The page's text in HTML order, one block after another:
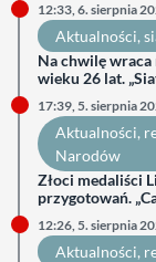
12:33, 6. sierpnia
Aktualności,
Na chwilę wraca
wieku 26 lat.
17:39, 5. sierpnia
Aktualności,
Narodów
Złoci medaliści
przygotowań.
12:26, 5. sierpnia
Aktualności,